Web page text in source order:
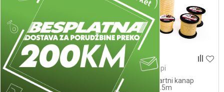
Startni kanapi
522852 - Startni kanap
3mm x 30,5m
Startni kanapi
522853 - Startni kanap
3.5mm X 30.5m